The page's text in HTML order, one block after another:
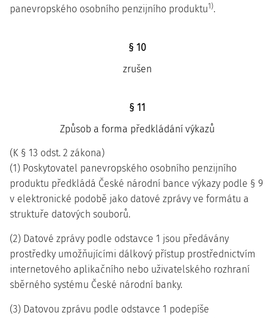
panevropského osobního penzijního produktu1).
§ 10
zrušen
§ 11
Způsob a forma předkládání výkazů
(K § 13 odst. 2 zákona)
(1) Poskytovatel panevropského osobního penzijního
produktu předkládá České národní bance výkazy podle § 9
v elektronické podobě jako datové zprávy ve formátu a
struktuře datových souborů.
(2) Datové zprávy podle odstavce 1 jsou předávány
prostředky umožňujícími dálkový přístup prostřednictvím
internetového aplikačního nebo uživatelského rozhraní
sběrného systému České národní banky.
(3) Datovou zprávu podle odstavce 1 podepíše